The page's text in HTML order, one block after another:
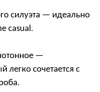
силуэта — идеально
casual.
—
легко сочетается с